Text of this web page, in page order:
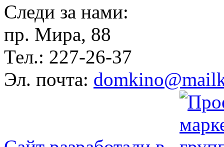
Следи за нами:
пр. Мира, 88
Тел.: 227-26-37
Эл. почта: